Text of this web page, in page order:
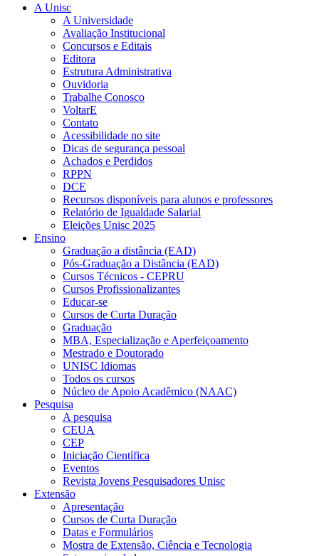
A Unisc
A Universidade
Avaliação Institucional
Concursos e Editais
Editora
Estrutura Administrativa
Ouvidoria
Trabalhe Conosco
VoltarE
Contato
Acessibilidade no site
Dicas de segurança pessoal
Achados e Perdidos
RPPN
DCE
Recursos disponíveis para alunos e professores
Relatório de Igualdade Salarial
Eleições Unisc 2025
Ensino
Graduação a distância (EAD)
Pós-Graduação a Distância (EAD)
Cursos Técnicos - CEPRU
Cursos Profissionalizantes
Educar-se
Cursos de Curta Duração
Graduação
MBA, Especialização e Aperfeiçoamento
Mestrado e Doutorado
UNISC Idiomas
Todos os cursos
Núcleo de Apoio Acadêmico (NAAC)
Pesquisa
A pesquisa
CEUA
CEP
Iniciação Científica
Eventos
Revista Jovens Pesquisadores Unisc
Extensão
Apresentação
Cursos de Curta Duração
Datas e Formulários
Mostra de Extensão, Ciência e Tecnologia